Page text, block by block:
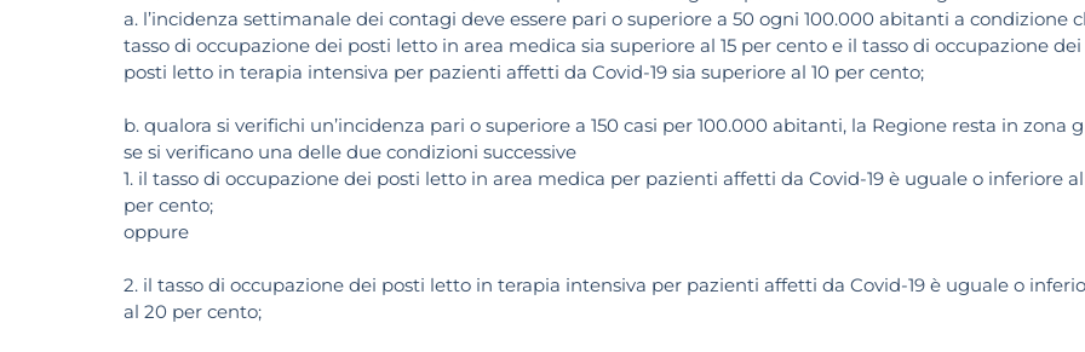
a. l’incidenza settimanale dei contagi deve essere pari o superiore a 50 ogni 100.000 abitanti a condizione
tasso di occupazione dei posti letto in area medica sia superiore al 15 per cento e il tasso di occupazione dei
posti letto in terapia intensiva per pazienti affetti da Covid-19 sia superiore al 10 per cento;
b. qualora si verifichi un’incidenza pari o superiore a 150 casi per 100.000 abitanti, la Regione resta in zona
se si verificano una delle due condizioni successive
1. il tasso di occupazione dei posti letto in area medica per pazienti affetti da Covid-19 è uguale o inferiore
per cento;
oppure
2. il tasso di occupazione dei posti letto in terapia intensiva per pazienti affetti da Covid-19 è uguale o
al 20 per cento;